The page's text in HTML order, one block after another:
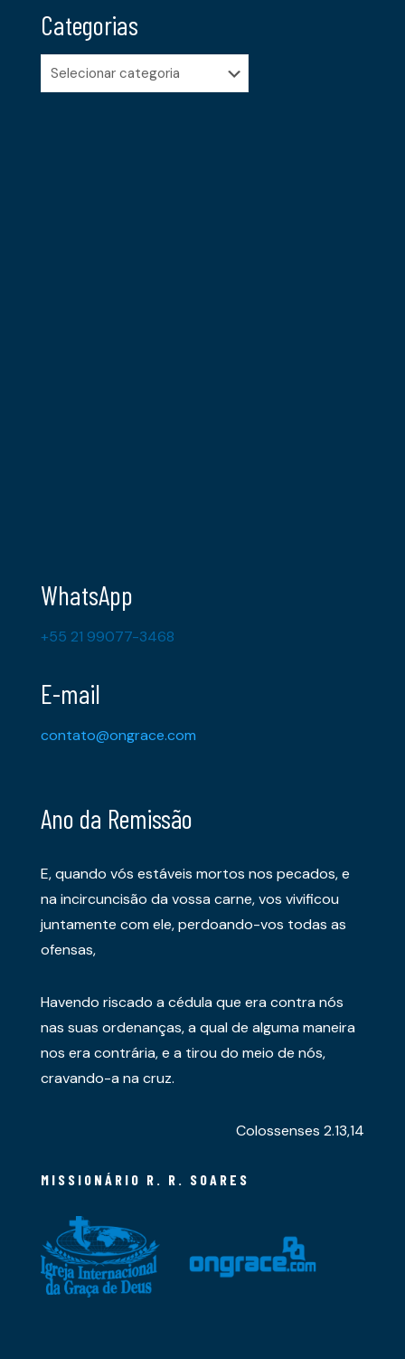
Categorias
Categorias
WhatsApp
+55 21 99077-3468
E-mail
contato@ongrace.com
Ano da Remissão
E, quando vós estáveis mortos nos pecados, e
na incircuncisão da vossa carne, vos vivificou
juntamente com ele, perdoando-vos todas as
ofensas,
Havendo riscado a cédula que era contra nós
nas suas ordenanças, a qual de alguma maneira
nos era contrária, e a tirou do meio de nós,
cravando-a na cruz.
Colossenses 2.13,14
MISSIONÁRIO R. R. SOARES